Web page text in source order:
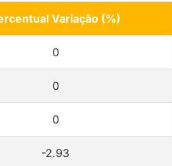
Variação (%)
0
0
0
-2.93